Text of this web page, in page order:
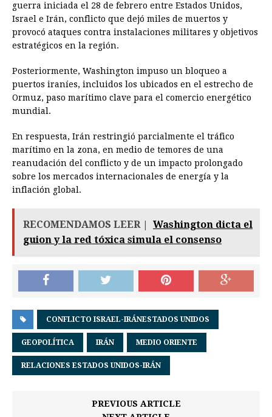
guerra iniciada el 28 de febrero entre Estados Unidos,
Israel e Irán, conflicto que dejó miles de muertos y
provocó ataques contra instalaciones militares y objetivos
estratégicos en la región.
Posteriormente, Washington impuso un bloqueo a
puertos iraníes, incluidos los ubicados en el estrecho de
Ormuz, paso marítimo clave para el comercio energético
mundial.
En respuesta, Irán restringió parcialmente el tráfico
marítimo en la zona, en medio de temores de una
reanudación del conflicto y de un impacto prolongado
sobre los mercados internacionales de energía y la
inflación global.
RECOMENDAMOS LEER |
Washington dicta el
guion y la red tóxica simula el consenso
CONFLICTO ISRAEL-IRÁNESTADOS UNIDOS
GEOPOLÍTICA IRÁN MEDIO ORIENTE
RELACIONES ESTADOS UNIDOS-IRÁN
PREVIOUS ARTICLE